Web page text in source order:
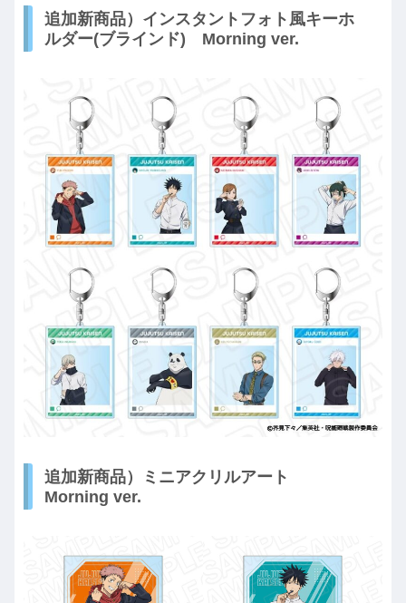
追加新商品）インスタントフォト風キーホ
ルダー(ブラインド) Morning ver.
追加新商品）ミニアクリルアート
Morning ver.